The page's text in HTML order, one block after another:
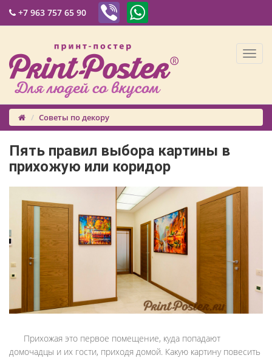
+7 963 757 65 90
Советы по декору
Пять правил выбора картины в
прихожую или коридор
Прихожая это первое помещение, куда попадают
домочадцы и их гости, приходя домой. Какую картину повесить